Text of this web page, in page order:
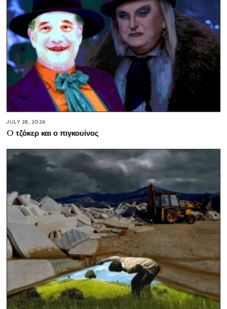
JULY 28, 2026
O τζόκερ και ο πιγκουίνος